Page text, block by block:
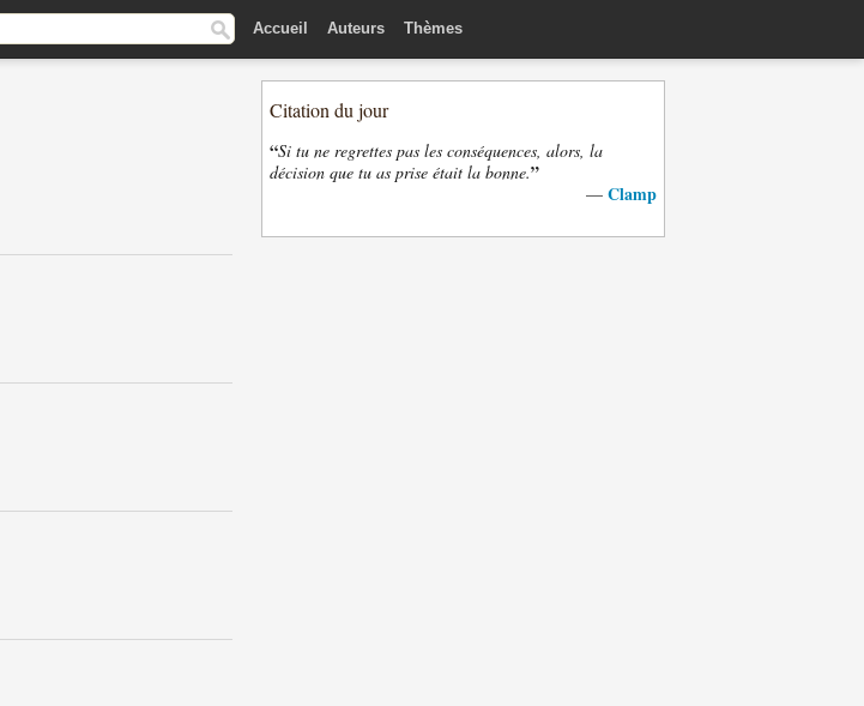
Accueil Auteurs Thèmes
Citation du jour
“Si tu ne regrettes pas les conséquences, alors, la
décision que tu as prise était la bonne.”
— Clamp